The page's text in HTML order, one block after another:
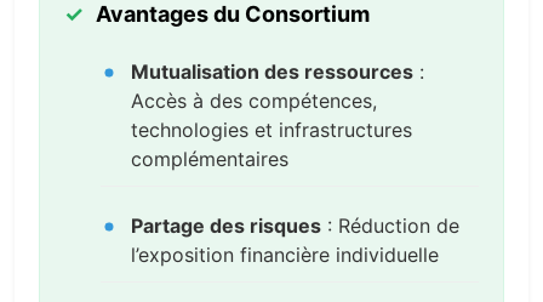
Avantages du Consortium
Mutualisation des ressources :
Accès à des compétences,
technologies et infrastructures
complémentaires
Partage des risques : Réduction de
l’exposition financière individuelle